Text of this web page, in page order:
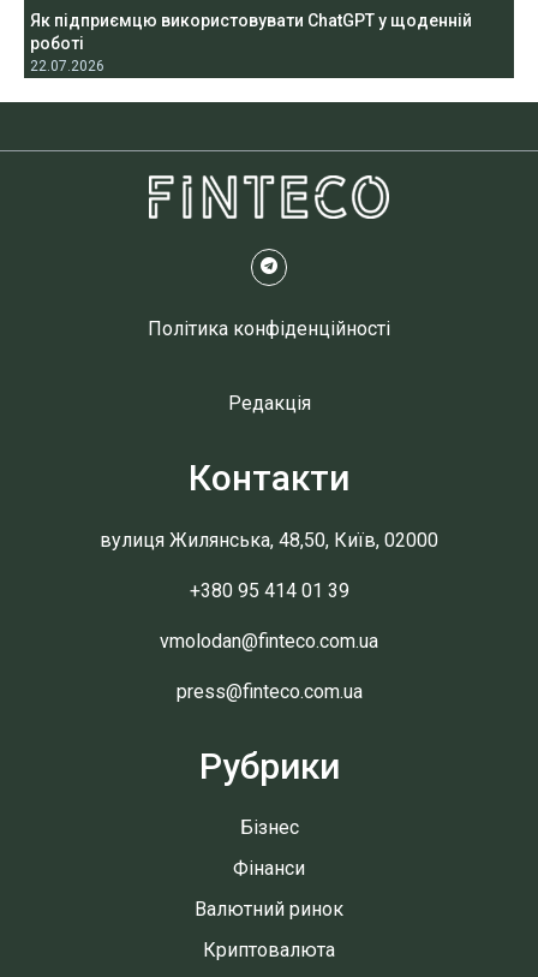
Як підприємцю використовувати ChatGPT у щоденній
роботі
22.07.2026
Політика конфіденційності
Редакція
Контакти
вулиця Жилянська, 48,50, Київ, 02000
+380 95 414 01 39
vmolodan@finteco.com.ua
press@finteco.com.ua
Рубрики
Бізнес
Фінанси
Валютний ринок
Криптовалюта